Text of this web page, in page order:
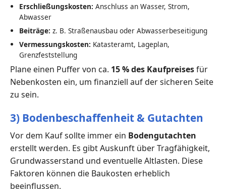
Erschließungskosten: Anschluss an Wasser, Strom,
Abwasser
Beiträge: z. B. Straßenausbau oder Abwasserbeseitigung
Vermessungskosten: Katasteramt, Lageplan,
Grenzfeststellung
Plane einen Puffer von ca. 15 % des Kaufpreisesfür
Nebenkosten ein, um finanziell auf der sicheren Seite
zu sein.
3) Bodenbeschaffenheit & Gutachten
Vor dem Kauf sollte immer ein Bodengutachten
erstellt werden. Es gibt Auskunft über Tragfähigkeit,
Grundwasserstand und eventuelle Altlasten. Diese
Faktoren können die Baukosten erheblich
beeinflussen.